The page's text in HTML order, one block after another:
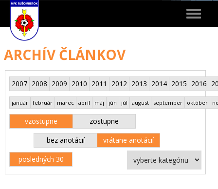
Toggle
ARCHÍV ČLÁNKOV
2007 2008 2009 2010 2011 2012 2013 2014 2015 2016
január február marec apríl máj jún júl august september október
vzostupne zostupne
bez anotácií vrátane anotácií
posledných 30